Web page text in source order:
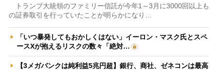
トランプ大統領のファミリー信託が今年1～3月に3000回以上も
の証券取引を行っていたことが明らかになり…
「いつ暴発してもおかしくはない」イーロン・マスク氏とスペ
ースXが抱えるリスクの数々「絶対…
【3メガバンクは純利益5兆円超】銀行、商社、ゼネコンは最高